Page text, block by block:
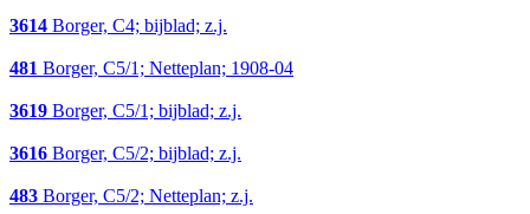
3614 Borger, C4; bijblad; z.j.
481 Borger, C5/1; Netteplan; 1908-04
3619 Borger, C5/1; bijblad; z.j.
3616 Borger, C5/2; bijblad; z.j.
483 Borger, C5/2; Netteplan; z.j.